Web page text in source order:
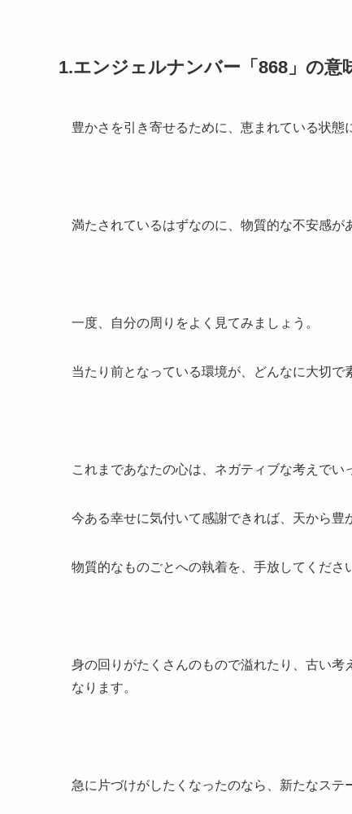
1.エンジェルナンバー「868」の意
豊かさを引き寄せるために、恵まれている状態
満たされているはずなのに、物質的な不安感が
一度、自分の周りをよく見てみましょう。
当たり前となっている環境が、どんなに大切で
これまであなたの心は、ネガティブな考えでい
今ある幸せに気付いて感謝できれば、天から豊
物質的なものごとへの執着を、手放してくださ
身の回りがたくさんのもので溢れたり、古い考
なります。
急に片づけがしたくなったのなら、新たなステ